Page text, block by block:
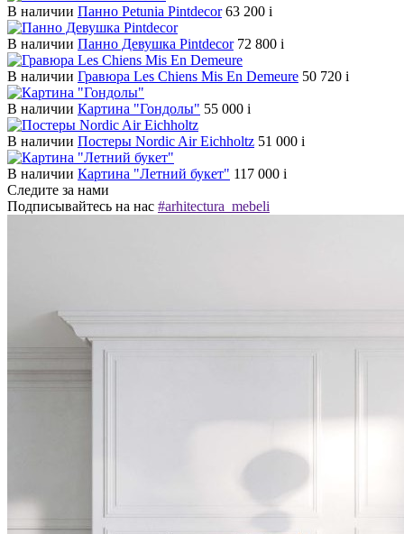
В наличии Панно Petunia Pintdecor 63 200 i
В наличии Панно Девушка Pintdecor 72 800 i
В наличии Гравюра Les Chiens Mis En Demeure 50 720 i
В наличии Картина "Гондолы" 55 000 i
В наличии Постеры Nordic Air Eichholtz 51 000 i
В наличии Картина "Летний букет" 117 000 i
Следите за нами
Подписывайтесь на нас #arhitectura_mebeli